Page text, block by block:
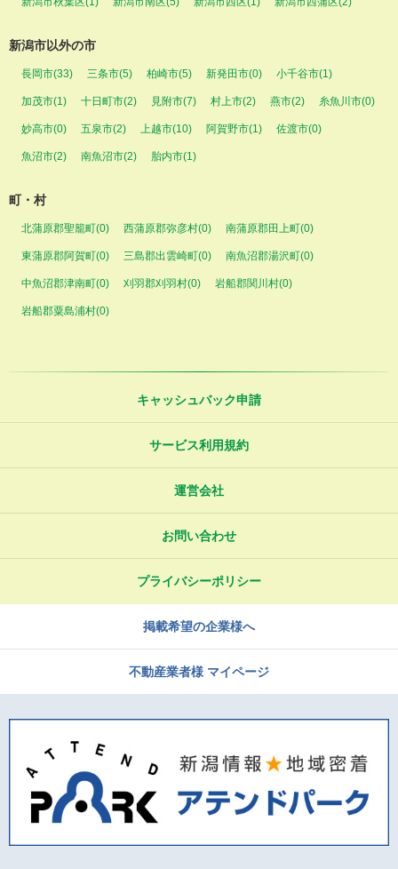
新潟市以外の市
長岡市(33) 三条市(5) 柏崎市(5) 新発田市(0) 小千谷市(1)
加茂市(1) 十日町市(2) 見附市(7) 村上市(2) 燕市(2) 糸魚川市(0)
妙高市(0) 五泉市(2) 上越市(10) 阿賀野市(1) 佐渡市(0)
魚沼市(2) 南魚沼市(2) 胎内市(1)
町・村
北蒲原郡聖籠町(0) 西蒲原郡弥彦村(0) 南蒲原郡田上町(0)
東蒲原郡阿賀町(0) 三島郡出雲崎町(0) 南魚沼郡湯沢町(0)
中魚沼郡津南町(0) 刈羽郡刈羽村(0) 岩船郡関川村(0)
岩船郡粟島浦村(0)
キャッシュバック申請
サービス利用規約
運営会社
お問い合わせ
プライバシーポリシー
掲載希望の企業様へ
不動産業者様 マイページ